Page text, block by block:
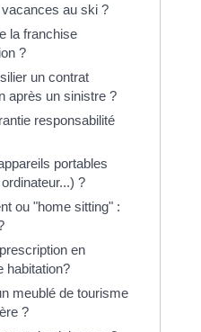
au ski ?
la franchise
?
un contrat
après un sinistre ?
responsabilité
portables
?
ou "home sitting" :
en
habitation?
meublé de tourisme
?